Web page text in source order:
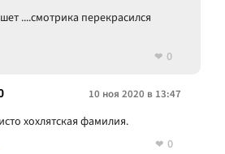
....смотрика перекрасился
0
10 ноя 2020 в 13:47
хохлятская фамилия.
0